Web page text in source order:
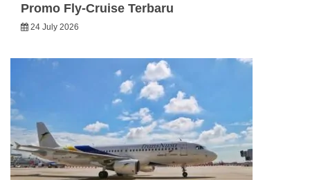
Promo Fly-Cruise Terbaru
24 July 2026